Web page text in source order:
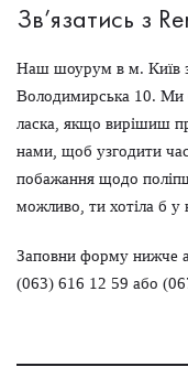
Зв’язатись з
Наш шоурум в м. Київ
Володимирська 10. Ми
ласка, якщо вирішиш
нами, щоб узгодити час
побажання щодо
можливо, ти хотіла б у
Заповни форму нижче
(063) 616 12 59 або